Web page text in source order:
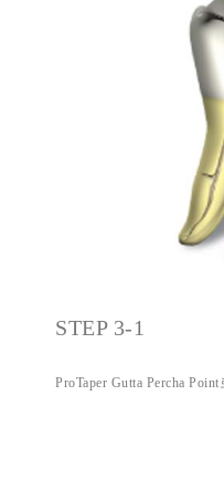
STEP 3-1
ProTaper Gutta Percha